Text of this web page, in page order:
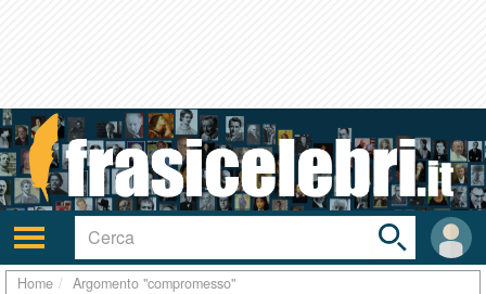
Attiva/disattiva
navigazione
User
area
Toggle
search
bar
Home Argomento "compromesso"